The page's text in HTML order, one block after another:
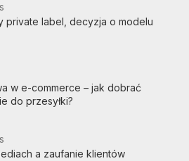
private label, decyzja o modelu
w e-commerce – jak dobrać
do przesyłki?
a zaufanie klientów